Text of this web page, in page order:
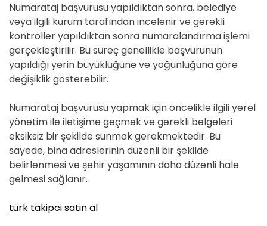
Numarataj başvurusu yapıldıktan sonra, belediye
veya ilgili kurum tarafından incelenir ve gerekli
kontroller yapıldıktan sonra numaralandırma işlemi
gerçekleştirilir. Bu süreç genellikle başvurunun
yapıldığı yerin büyüklüğüne ve yoğunluğuna göre
değişiklik gösterebilir.
Numarataj başvurusu yapmak için öncelikle ilgili yerel
yönetim ile iletişime geçmek ve gerekli belgeleri
eksiksiz bir şekilde sunmak gerekmektedir. Bu
sayede, bina adreslerinin düzenli bir şekilde
belirlenmesi ve şehir yaşamının daha düzenli hale
gelmesi sağlanır.
turk takipci satin al